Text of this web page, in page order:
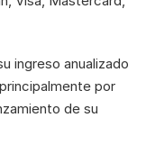
ingreso anualizado
por
de su